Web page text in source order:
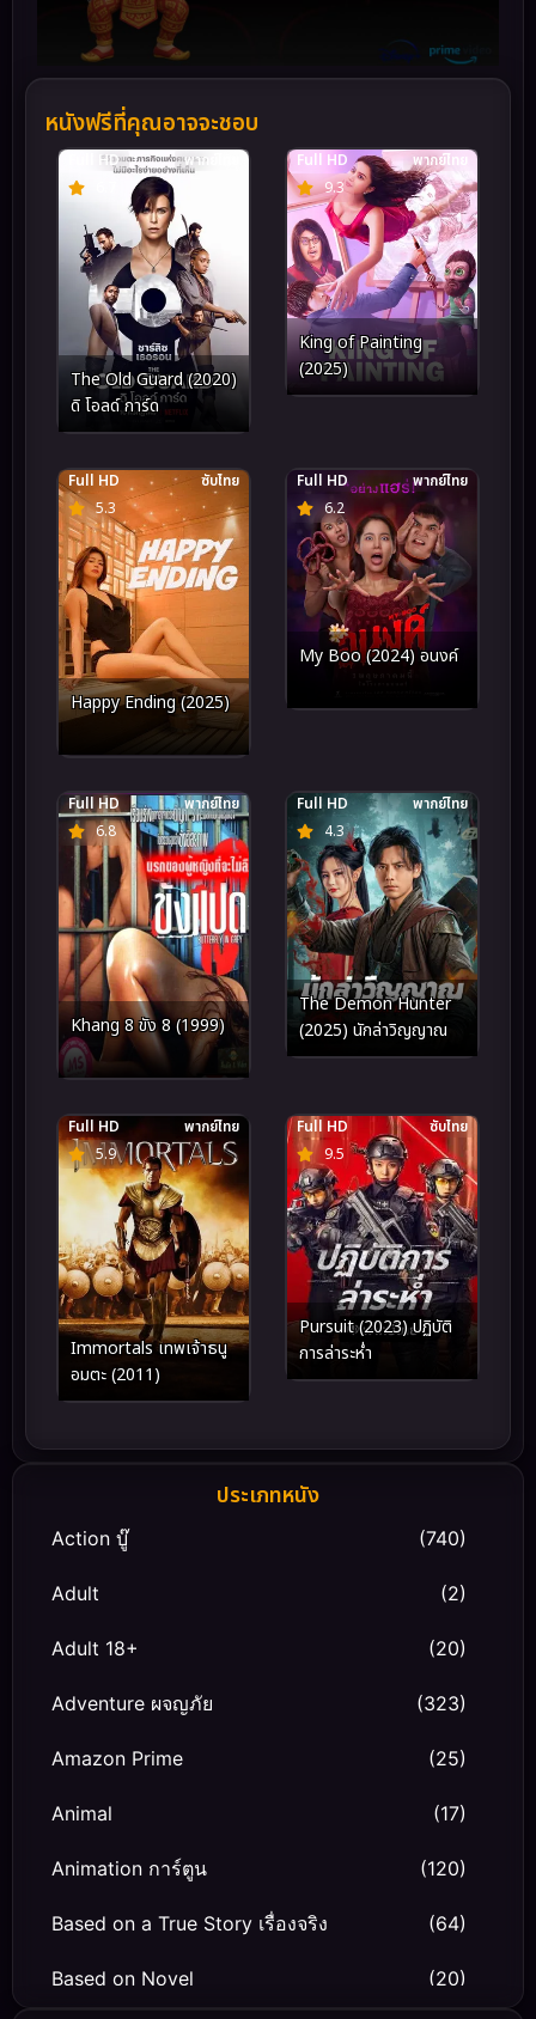
หนังฟรีที่คุณอาจจะชอบ
Full HD พากย์ไทย
The Old Guard (2020)
ดิ โอลด์ การ์ด
9.3
Full HD พากย์ไทย
King of Painting
(2025)
5.3
Full HD ซับไทย
Happy Ending (2025)
6.2
Full HD พากย์ไทย
My Boo (2024) อนงค์
6.8
Full HD พากย์ไทย
Khang 8 ขัง 8 (1999)
4.3
Full HD พากย์ไทย
The Demon Hunter
(2025) นักล่าวิญญาณ
5.9
Full HD พากย์ไทย
Immortals เทพเจ้าธนู
อมตะ (2011)
9.5
Full HD ซับไทย
Pursuit (2023) ปฏิบัติ
การล่าระห่ำ
ประเภทหนัง
Action บู๊ (740)
Adult (2)
Adult 18+ (20)
Adventure ผจญภัย (323)
Amazon Prime (25)
Animal (17)
Animation การ์ตูน (120)
Based on a True Story เรื่องจริง (64)
Based on Novel (20)